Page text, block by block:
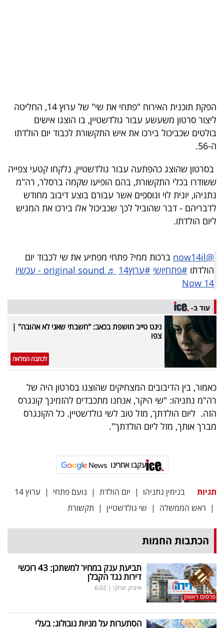
הכלכלי
פודקאסט
UNDER
40
שיתופי
דרושים
ניוזלטרים
מייל
אדום
פרסמו
באייס
הפקת תוכנית האירוח "פתחי את שי" של ערוץ 14, החליטה
ליצור סרטון משעשע עבור גולדשטיין, בו הוצגו אישים
בולטים שכביכול בירכו את איש התקשורת לכבוד יום הולדתו
ה-56.
בסרטון שהוצג כהפתעה עבור גולדשטיין, נלקחו קטעי צפייה
ששודרו בכלי התקשורת, בהם הופיעו שקמה ברסלר, רה"מ
נתניהו, יונית לוי ונוספים אשר עבורם בוצע דיבוב מחודש
לדבריהם - דבר שהוביל לכך שכביכול אלו בירכו את המגיש
ליום הולדתו.
@now14il
ברכות ממי? פתחי מפתיע את שי לכבוד יום
הולדתו #פתחיושי #ערוץ14
♬ original sound - עכשיו
14 Now
עוד ב-
נינט טייב חושפת בכאב: "חשבתי שאני לא אהובה" |
צפו
לכתבה המלאה
כאמור, בין הדיבובים המצחיקים שהוצגו בסרטון היה של
רה"מ נתניהו: "שי היקר, אנחנו מתכבדים להזמינך קונגרס
הזה. ליום הולדתך, מזל טוב לשי גולדשטיין. כל הקונגרס
מברך אותך, מזל ליום הולדתך".
עקבו אחרינו
תגיות בנימין נתניהו | יום הולדת | נועם פתחי | ערוץ 14
| ראש הממשלה | שי גולדשטיין | תקשורת
הכתבות החמות
תביעת ענק במחיר למשתכן: 43 רוכשי
דירות נגד הקבלן
איציק יצחקי |
6:02
הסתערות על מניות נובולוג: בעלי